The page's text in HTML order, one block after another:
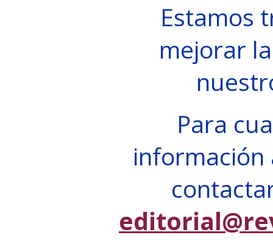
Estamos
mejorar
Para
información